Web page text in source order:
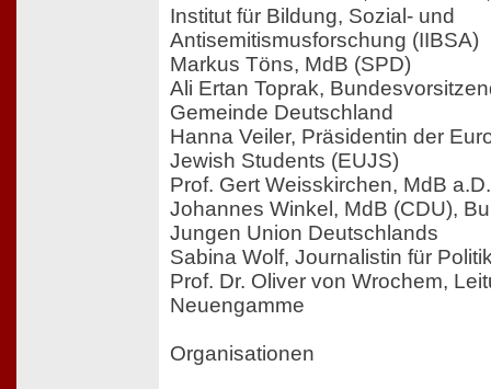
Institut für Bildung, Sozial- und
Antisemitismusforschung (IIBSA)
Markus Töns, MdB (SPD)
Ali Ertan Toprak,
Gemeinde Deutschland
Hanna Veiler, Präsidentin der
Jewish Students (EUJS)
Prof. Gert Weisskirchen, MdB
Johannes Winkel, MdB (CDU),
Jungen Union Deutschlands
Sabina Wolf, Journalistin für
Prof. Dr. Oliver von Wrochem,
Neuengamme
Organisationen